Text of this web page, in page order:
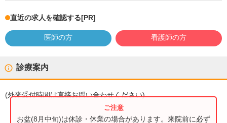
直近の求人を確認する[PR]
医師の方 看護師の方
診療案内
(外来受付時間は直接お問い合わせください)
お盆(8月中旬)は休診・休業の場合があります。来院前に必ず